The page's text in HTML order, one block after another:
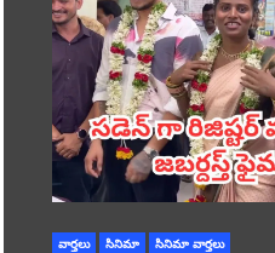
వార్తలు సినిమా సినిమా వార్తలు